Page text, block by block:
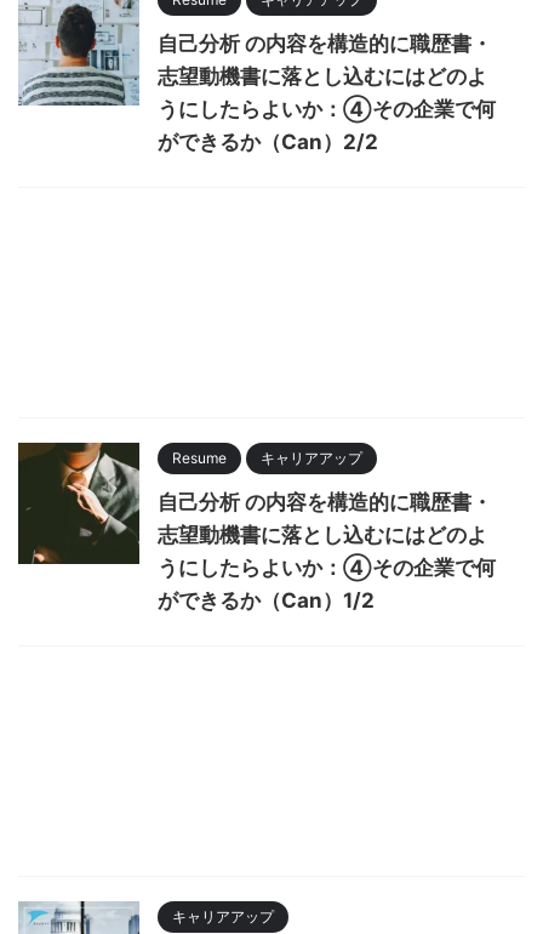
自己分析 の内容を構造的に職歴書・
志望動機書に落とし込むにはどのよ
うにしたらよいか：④その企業で何
ができるか（Can）2/2
Resume キャリアアップ
自己分析 の内容を構造的に職歴書・
志望動機書に落とし込むにはどのよ
うにしたらよいか：④その企業で何
ができるか（Can）1/2
キャリアアップ